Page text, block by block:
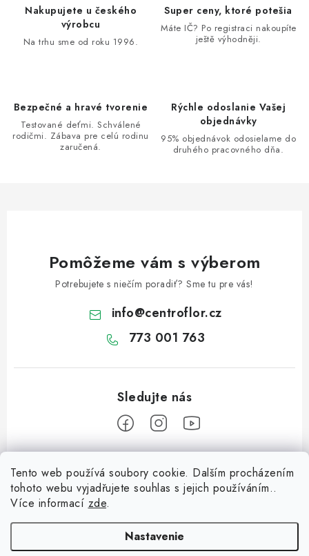
Tento web používá soubory cookie. Dalším procházením
tohoto webu vyjadřujete souhlas s jejich používáním..
Více informací zde.
Nastavenie
p
Nakupujete u českého
výrobcu
Na trhu sme od roku 1996.
Super ceny, ktoré potešia
Máte IČ? Po registraci nakoupíte
ještě výhodněji.
Bezpečné a hravé tvorenie
Testované deťmi. Schválené
rodičmi. Zábava pre celú rodinu
zaručená.
Rýchle odoslanie Vašej
objednávky
95% objednávok odosielame do
druhého pracovného dňa.
Pomôžeme vám s výberom
Potrebujete s niečím poradiť? Sme tu pre vás!
info@centroflor.cz
773 001 763
Z
Informace pro vás
Dopravné
Kontaktujte nás
Tipy na tvorenie